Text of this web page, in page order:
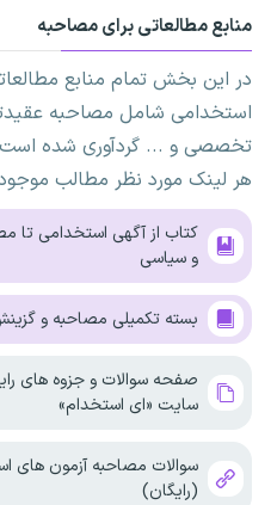
منابع مطالعاتی برای مصاحبه
در این بخش تمام منابع
استخدامی شامل مصاحبه
تخصصی و ... گردآوری شده است.
هر لینک مورد نظر مطالب موجود
کتاب از آگهی استخدامی
و سیاسی
بسته تکمیلی مصاحبه و
صفحه سوالات و جزوه های
سایت «ای استخدام»
سوالات مصاحبه آزمون های
(رایگان)